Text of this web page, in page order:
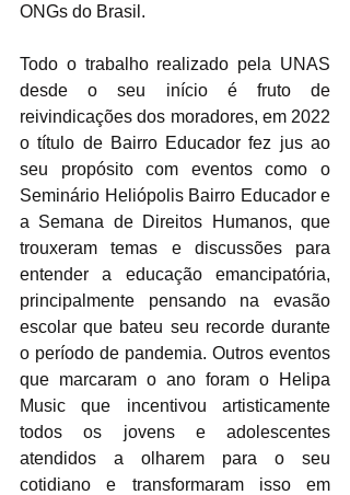
ONGs do Brasil.
Todo o trabalho realizado pela UNAS
desde o seu início é fruto de
reivindicações dos moradores, em 2022
o título de Bairro Educador fez jus ao
seu propósito com eventos como o
Seminário Heliópolis Bairro Educador e
a Semana de Direitos Humanos, que
trouxeram temas e discussões para
entender a educação emancipatória,
principalmente pensando na evasão
escolar que bateu seu recorde durante
o período de pandemia. Outros eventos
que marcaram o ano foram o Helipa
Music que incentivou artisticamente
todos os jovens e adolescentes
atendidos a olharem para o seu
cotidiano e transformaram isso em